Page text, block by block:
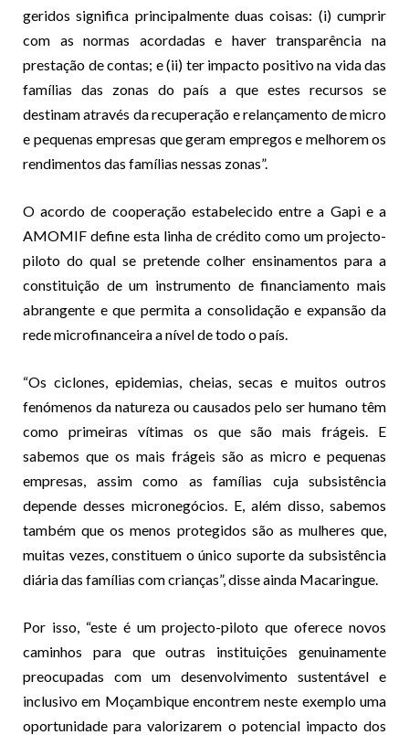
geridos significa principalmente duas coisas: (i) cumprir
com as normas acordadas e haver transparência na
prestação de contas; e (ii) ter impacto positivo na vida das
famílias das zonas do país a que estes recursos se
destinam através da recuperação e relançamento de micro
e pequenas empresas que geram empregos e melhorem os
rendimentos das famílias nessas zonas”.
O acordo de cooperação estabelecido entre a Gapi e a
AMOMIF define esta linha de crédito como um projecto-
piloto do qual se pretende colher ensinamentos para a
constituição de um instrumento de financiamento mais
abrangente e que permita a consolidação e expansão da
rede microfinanceira a nível de todo o país.
“Os ciclones, epidemias, cheias, secas e muitos outros
fenómenos da natureza ou causados pelo ser humano têm
como primeiras vítimas os que são mais frágeis. E
sabemos que os mais frágeis são as micro e pequenas
empresas, assim como as famílias cuja subsistência
depende desses micronegócios. E, além disso, sabemos
também que os menos protegidos são as mulheres que,
muitas vezes, constituem o único suporte da subsistência
diária das famílias com crianças”, disse ainda Macaringue.
Por isso, “este é um projecto-piloto que oferece novos
caminhos para que outras instituições genuinamente
preocupadas com um desenvolvimento sustentável e
inclusivo em Moçambique encontrem neste exemplo uma
oportunidade para valorizarem o potencial impacto dos